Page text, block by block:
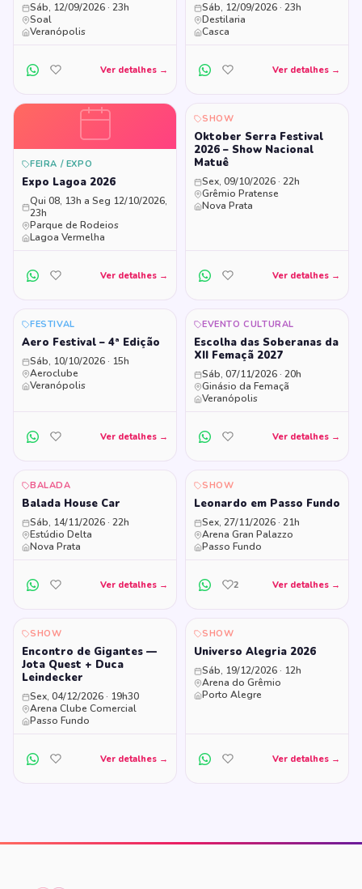
Sáb, 12/09/2026 · 23h
Soal
Veranópolis
Ver detalhes →
Sáb, 12/09/2026 · 23h
Destilaria
Casca
Ver detalhes →
FEIRA / EXPO
Expo Lagoa 2026
Qui 08, 13h a Seg 12/10/2026,
23h
Parque de Rodeios
Lagoa Vermelha
Ver detalhes →
SHOW
Oktober Serra Festival
2026 – Show Nacional
Matuê
Sex, 09/10/2026 · 22h
Grêmio Pratense
Nova Prata
Ver detalhes →
FESTIVAL
Aero Festival – 4ª Edição
Sáb, 10/10/2026 · 15h
Aeroclube
Veranópolis
Ver detalhes →
EVENTO CULTURAL
Escolha das Soberanas da
XII Femaçã 2027
Sáb, 07/11/2026 · 20h
Ginásio da Femaçã
Veranópolis
Ver detalhes →
BALADA
Balada House Car
Sáb, 14/11/2026 · 22h
Estúdio Delta
Nova Prata
Ver detalhes →
SHOW
Leonardo em Passo Fundo
Sex, 27/11/2026 · 21h
Arena Gran Palazzo
Passo Fundo
2 Ver detalhes →
SHOW
Encontro de Gigantes —
Jota Quest + Duca
Leindecker
Sex, 04/12/2026 · 19h30
Arena Clube Comercial
Passo Fundo
Ver detalhes →
SHOW
Universo Alegria 2026
Sáb, 19/12/2026 · 12h
Arena do Grêmio
Porto Alegre
Ver detalhes →